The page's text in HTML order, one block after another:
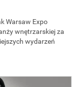
Warsaw Expo
wnętrzarskiej za
wydarzeń